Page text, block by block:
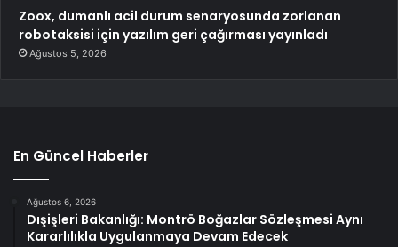
Zoox, dumanlı acil durum senaryosunda zorlanan
robotaksisi için yazılım geri çağırması yayınladı
Ağustos 5, 2026
En Güncel Haberler
Ağustos 6, 2026
Dışişleri Bakanlığı: Montrö Boğazlar Sözleşmesi Aynı
Kararlılıkla Uygulanmaya Devam Edecek